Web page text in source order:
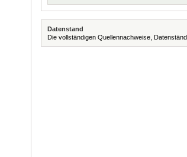
Datenstand
Die vollständigen Quellennachweise,